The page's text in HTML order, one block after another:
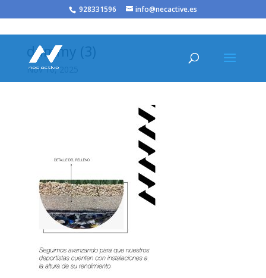
/* JS para menú plegable móvil Divi */
928331596 info@necactive.es
dummy (3)
Nov 10, 2025